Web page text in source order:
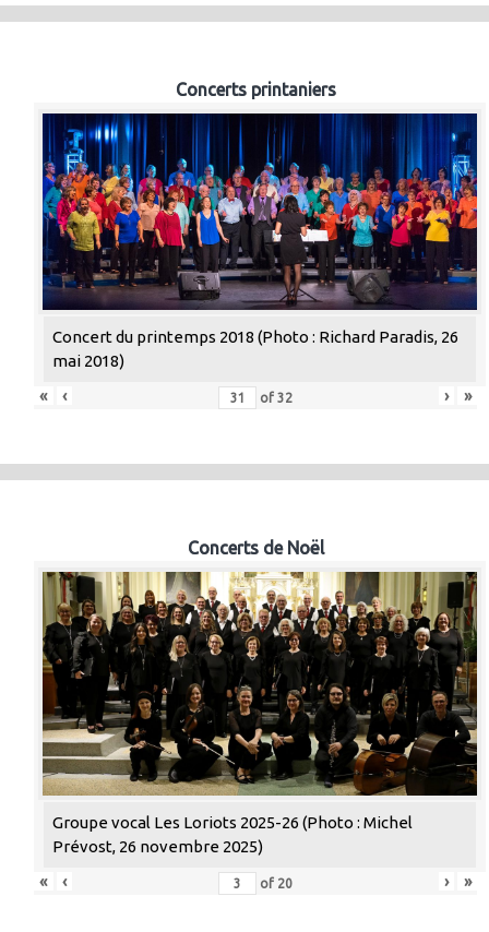
Concerts printaniers
Concert du printemps 2018 (Photo : Richard Paradis, 26
mai 2018)
«
‹ of 32 › »
Concerts de Noël
Groupe vocal Les Loriots 2025-26 (Photo : Michel
Prévost, 26 novembre 2025)
«
‹ of 20 › »